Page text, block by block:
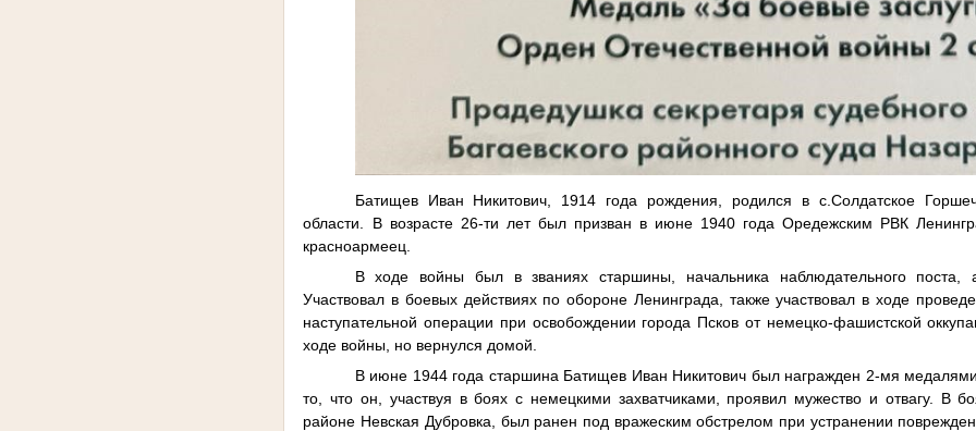
Батищев Иван Никитович, 1914 года рождения, родился в с.Солдатское
области. В возрасте 26-ти лет был призван в июне 1940 года Оредежским РВК
красноармеец.
В ходе войны был в званиях старшины, начальника наблюдательного поста,
Участвовал в боевых действиях по обороне Ленинграда, также участвовал в ходе
наступательной операции при освобождении города Псков от немецко-фашистской
ходе войны, но вернулся домой.
В июне 1944 года старшина Батищев Иван Никитович был награжден 2-мя
то, что он, участвуя в боях с немецкими захватчиками, проявил мужество и отвагу. В
районе Невская Дубровка, был ранен под вражеским обстрелом при устранении